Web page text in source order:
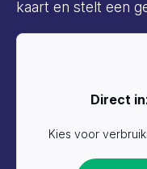
kaart en stelt een
Direct
Kies voor